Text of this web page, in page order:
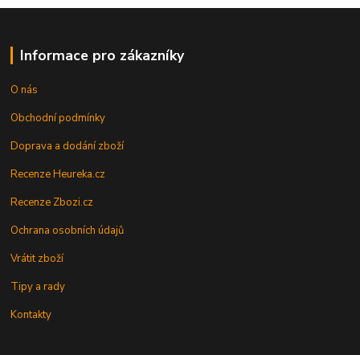
Informace pro zákazníky
O nás
Obchodní podmínky
Doprava a dodání zboží
Recenze Heureka.cz
Recenze Zbozi.cz
Ochrana osobních údajů
Vrátit zboží
Tipy a rady
Kontakty